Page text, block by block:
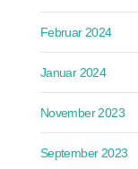
Februar 2024
Januar 2024
November 2023
September 2023